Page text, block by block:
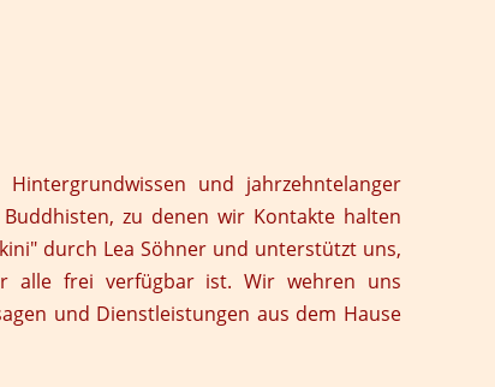
und jahrzehntelanger
zu denen wir Kontakte halten
durch Lea Söhner und unterstützt uns,
alle frei verfügbar ist. Wir wehren uns
und Dienstleistungen aus dem Hause